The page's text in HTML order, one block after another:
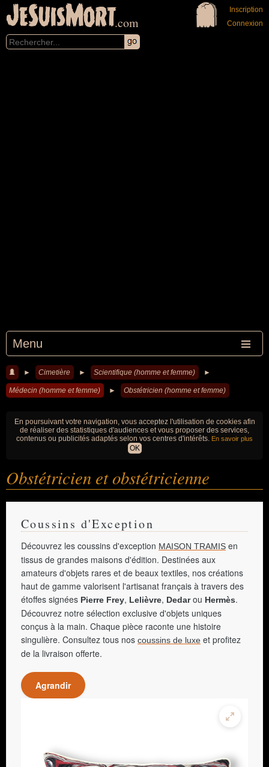
JeSuisMort.com
Menu
Inscription
Connexion
► Cimetière ► Scientifique (homme et femme) ►
Médecin (homme et femme) ► Obstétricien (homme et femme)
En poursuivant votre navigation, vous acceptez l'utilisation de cookies afin
de réaliser des statistiques d'audiences et vous proposer des services,
contenus ou publicités adaptés selon vos centres d'intérêts. En savoir plus
OK
Obstétricien et obstétricienne
Coussins d'Exception
Découvrez les coussins d'exception MAISON TRAMIS en
tissus de grandes maisons d'édition. Destinées aux
amateurs d'objets rares et de beaux textiles, nos créations
haut de gamme valorisent l'artisanat français à travers des
étoffes signées Pierre Frey, Lelièvre, Dedarou Hermès.
Découvrez notre sélection exclusive d'objets uniques
conçus à la main. Chaque pièce raconte une histoire
singulière. Consultez tous nos coussins de luxe et profitez
de la livraison offerte.
Agrandir